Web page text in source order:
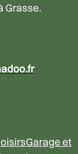
Grasse.
Garage et